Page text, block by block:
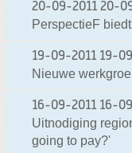
20-09-2011 20-
PerspectieF
19-09-2011 19-
Nieuwe
16-09-2011 16-
Uitnodiging
going to pay?'